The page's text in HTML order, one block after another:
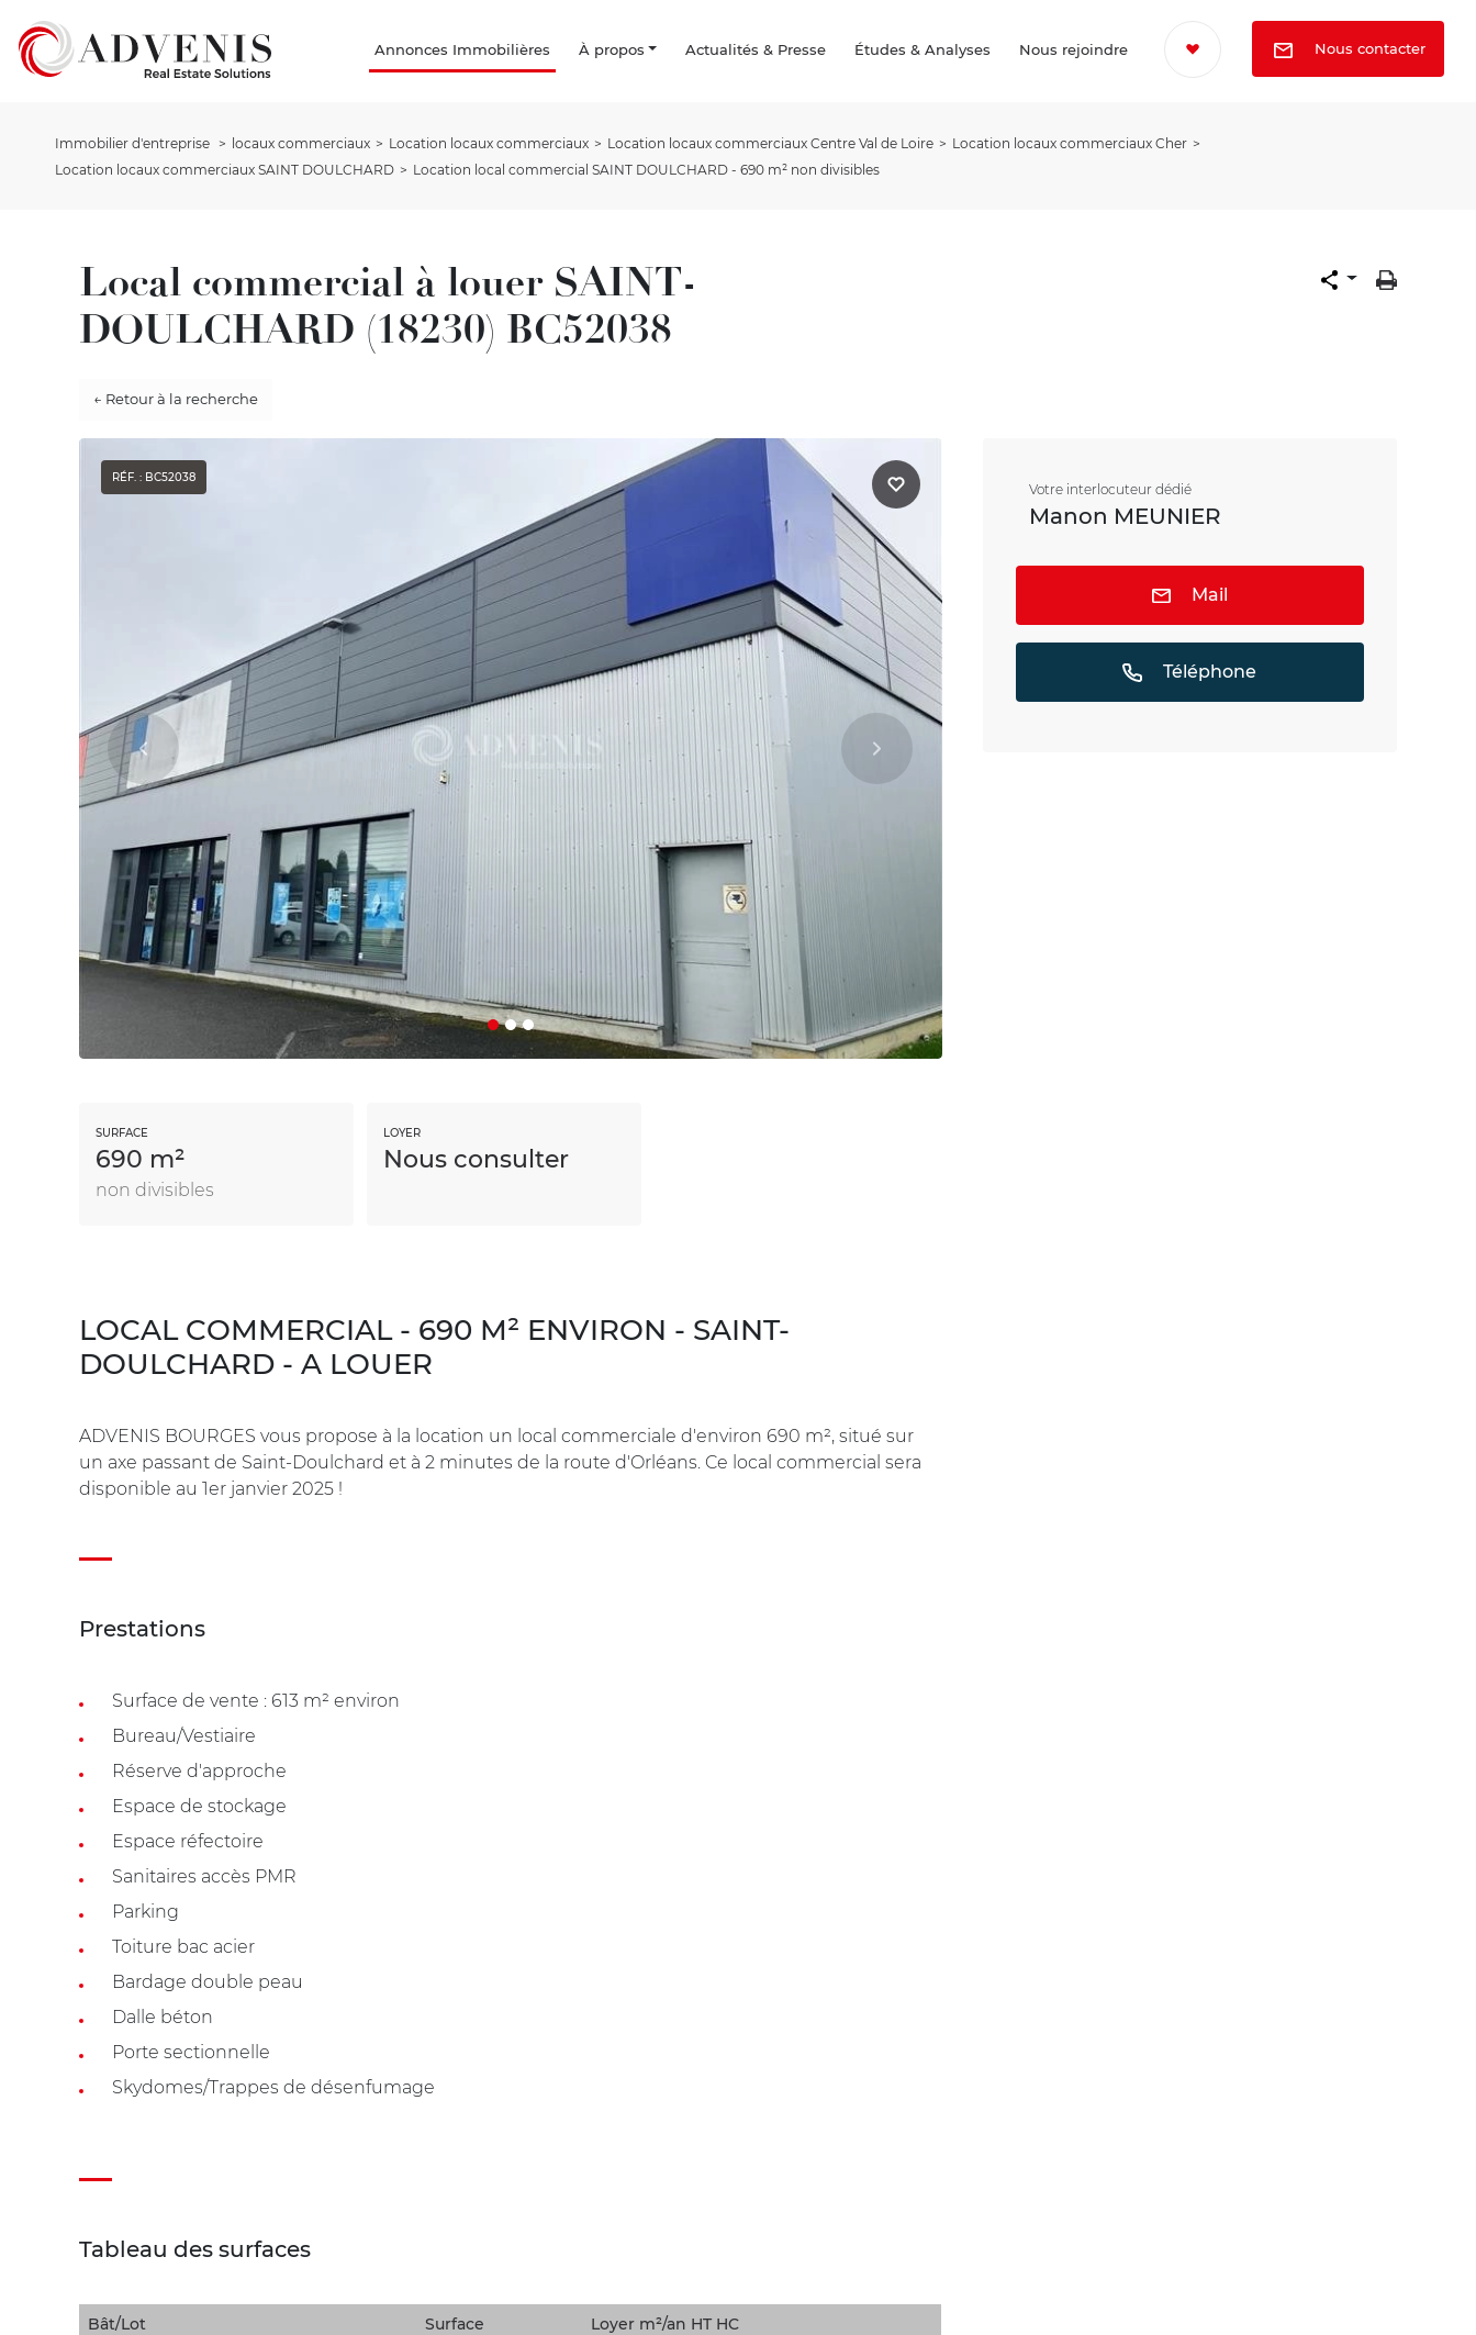
Annonces Immobilières À propos Actualités & Presse Études & Analyses Nous rejoindre Nous contacter
Immobilier d'entreprise locaux commerciaux Location locaux commerciaux Location locaux commerciaux Centre Val de Loire
Location locaux commerciaux Cher
Location locaux commerciaux SAINT DOULCHARD
Location local commercial SAINT DOULCHARD - 690 m² non divisibles
Local commercial à louer SAINT-
DOULCHARD (18230) BC52038
← Retour à la recherche
RÉF. : BC52038
SURFACE
690 m²
non divisibles
LOYER
Nous consulter
LOCAL COMMERCIAL - 690 M² ENVIRON - SAINT-
DOULCHARD - A LOUER
ADVENIS BOURGES vous propose à la location un local commerciale d'environ 690 m², situé sur
un axe passant de Saint-Doulchard et à 2 minutes de la route d'Orléans. Ce local commercial sera
disponible au 1er janvier 2025 !
Prestations
Surface de vente : 613 m² environ
Bureau/Vestiaire
Réserve d'approche
Espace de stockage
Espace réfectoire
Sanitaires accès PMR
Parking
Toiture bac acier
Bardage double peau
Dalle béton
Porte sectionnelle
Skydomes/Trappes de désenfumage
Tableau des surfaces
Bât/Lot Surface Loyer m²/an HT HC
Votre interlocuteur dédié
Manon MEUNIER
Mail
Téléphone